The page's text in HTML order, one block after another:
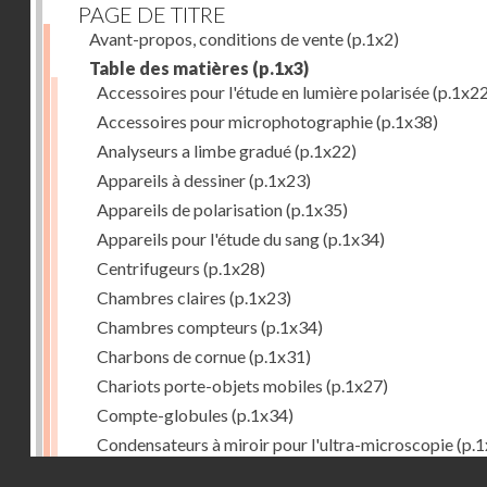
PAGE DE TITRE
Avant-propos, conditions de vente(p.1x2)
Table des matières (p.1x3)
Accessoires pour l'étude en lumière polarisée
Accessoires pour microphotographie(p.1x38)
Analyseurs a limbe gradué(p.1x22)
Appareils à dessiner(p.1x23)
Appareils de polarisation(p.1x35)
Appareils pour l'étude du sang(p.1x34)
Centrifugeurs (p.1x28)
Chambres claires (p.1x23)
Chambres compteurs (p.1x34)
Charbons de cornue(p.1x31)
Chariots porte-objets mobiles (p.1x27)
Compte-globules (p.1x34)
Condensateurs à miroir pour l'ultra-microscopie